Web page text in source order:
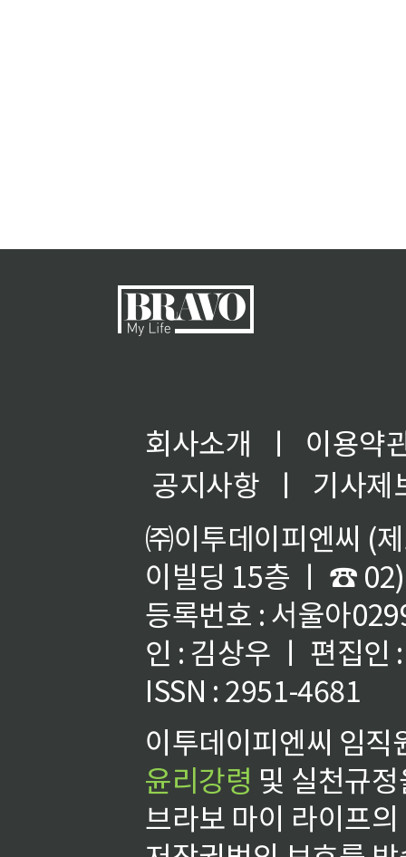
회사소개 ㅣ
이용약
공지사항
ㅣ
기사제
㈜이투데이피엔씨 (
이빌딩 15층 ㅣ ☎
등록번호 : 서울아
인 : 김상우 ㅣ 편집인
ISSN : 2951-4681
이투데이피엔씨 임
윤리강령 및 실천규
브라보 마이 라이프